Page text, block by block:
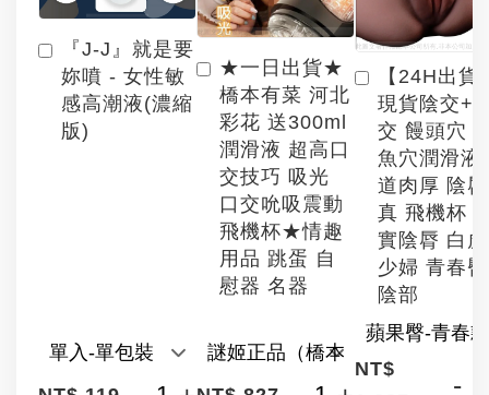
『J-J』就是要
妳噴 - 女性敏
感高潮液(濃縮
版)
★一日出貨★
橋本有菜 河北
彩花 送300ml
潤滑液 超高口
交技巧 吸光
口交吮吸震動
飛機杯★情趣
用品 跳蛋 自
慰器 名器
【24H出貨
現貨陰交+
交 饅頭穴
魚穴潤滑液
道肉厚 陰
真 飛機杯
實陰脣 白
少婦 青春臀
陰部
NT$
-